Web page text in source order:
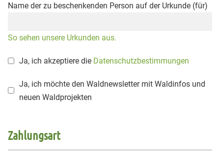
Name der zu beschenkenden Person auf der Urkunde (für)
So sehen unsere Urkunden aus.
Ja, ich akzeptiere die Datenschutzbestimmungen
Ja, ich möchte den Waldnewsletter mit Waldinfos und
neuen Waldprojekten
Zahlungsart